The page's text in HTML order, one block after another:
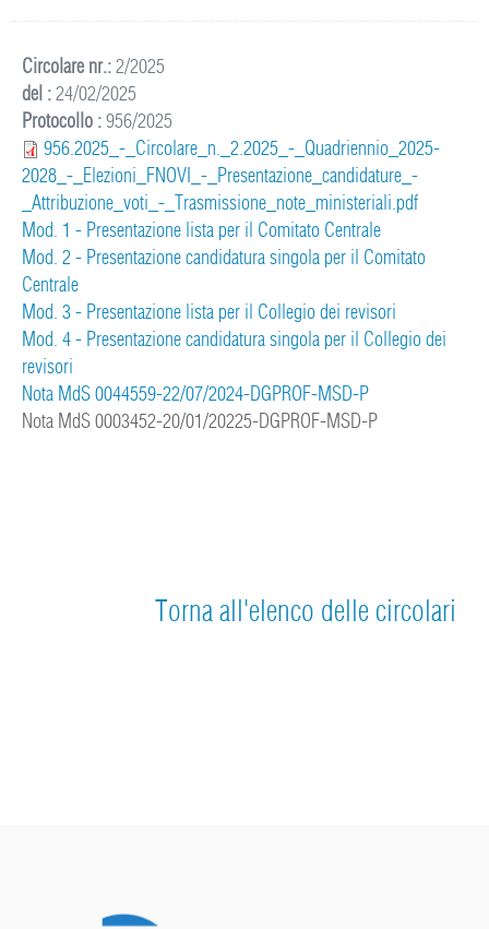
Circolare nr.:2/2025
del :24/02/2025
Protocollo :956/2025
956.2025_-_Circolare_n._2.2025_-_Quadriennio_2025-
2028_-_Elezioni_FNOVI_-_Presentazione_candidature_-
_Attribuzione_voti_-_Trasmissione_note_ministeriali.pdf
Mod. 1 - Presentazione lista per il Comitato Centrale
Mod. 2 - Presentazione candidatura singola per il Comitato
Centrale
Mod. 3 - Presentazione lista per il Collegio dei revisori
Mod. 4 - Presentazione candidatura singola per il Collegio dei
revisori
Nota MdS 0044559-22/07/2024-DGPROF-MSD-P
Nota MdS 0003452-20/01/20225-DGPROF-MSD-P
Torna all'elenco delle circolari